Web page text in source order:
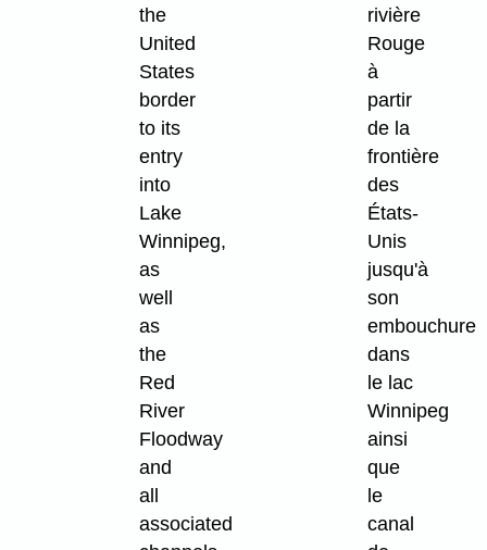
the
United
States
border
to its
entry
into
Lake
Winnipeg,
as
well
as
the
Red
River
Floodway
and
all
associated
rivière
Rouge
à
partir
de la
frontière
des
États-
Unis
jusqu'à
son
embouchure
dans
le lac
Winnipeg
ainsi
que
le
canal